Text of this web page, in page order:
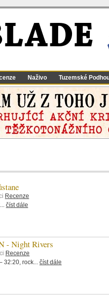
Naživo Tuzemské
Recenze
číst dále
- Night Rivers
Recenze
32:20, rock... číst dále